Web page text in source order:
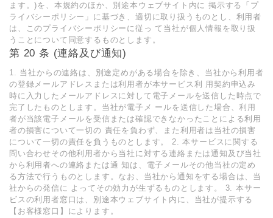
ます。)を、本規約のほか、別途本ウェブサイト内に 掲示する「プ
ライバシーポリシー」に基づき、適切に取り扱うものとし、利用者
は、このプライバシーポリシーに従っ て当社が個人情報を取り扱
うことについて同意するものとします。
第 20 条 (連絡及び通知)
1. 当社からの連絡は、別途定めがある場合を除き、当社から利用者
の登録メールアドレスまたは利用者が本サービス利 用契約申込み
時に入力したメールアドレスに対して電子メールを送信した時点で
完了したものとします。当社が電子メ ールを送信した場合、利用
者が当該電子メールを受信または確認できなかったことによる利用
者の損害について一切の 責任を負わず、また利用者は当社の損害
について一切の責任を負うものとします。 2. 本サービスに関する
問い合わせその他利用者から当社に対する連絡または通知及び当社
から利用者への連絡または通 知は、電子メールその他当社の定め
る方法で行うものとします。なお、当社から通知をする場合は、当
社からの発信に よってその効力が生ずるものとします。 3. 本サー
ビスの利用者窓口は、別途本ウェブサイト内に、当社が提示する
【お客様窓口】によります。